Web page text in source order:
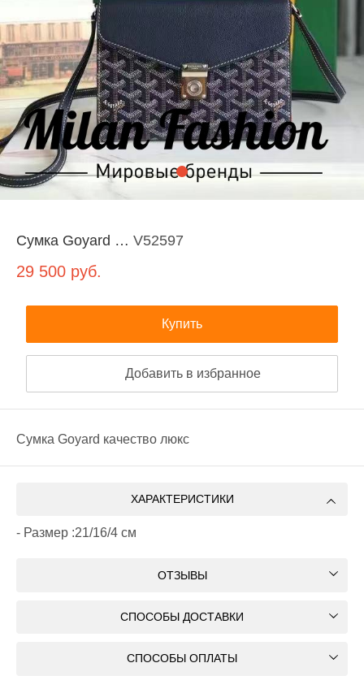
Сумка Goyard … V52597
29 500 руб.
Купить
Добавить в избранное
Сумка Goyard качество люкс
ХАРАКТЕРИСТИКИ
- Размер :21/16/4 см
ОТЗЫВЫ
СПОСОБЫ ДОСТАВКИ
СПОСОБЫ ОПЛАТЫ